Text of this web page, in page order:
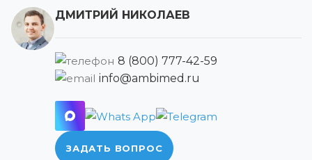
ДМИТРИЙ НИКОЛАЕВ
8 (800) 777-42-59
info@ambimed.ru
ЗАДАТЬ ВОПРОС